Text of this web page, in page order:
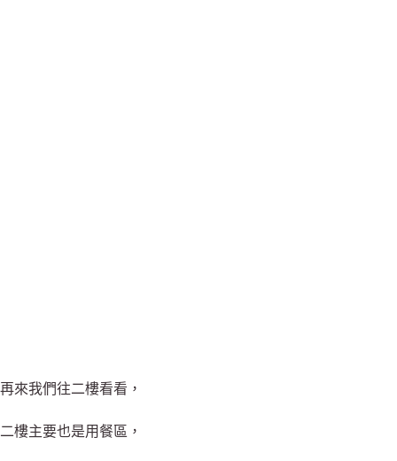
再來我們往二樓看看，
二樓主要也是用餐區，